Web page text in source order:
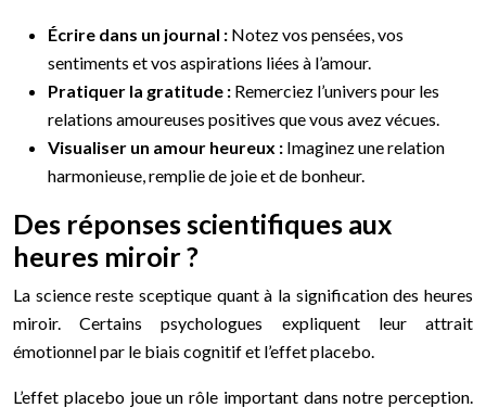
Écrire dans un journal : Notez vos pensées, vos
sentiments et vos aspirations liées à l’amour.
Pratiquer la gratitude : Remerciez l’univers pour les
relations amoureuses positives que vous avez vécues.
Visualiser un amour heureux : Imaginez une relation
harmonieuse, remplie de joie et de bonheur.
Des réponses scientifiques aux
heures miroir ?
La science reste sceptique quant à la signification des heures
miroir. Certains psychologues expliquent leur attrait
émotionnel par le biais cognitif et l’effet placebo.
L’effet placebo joue un rôle important dans notre perception.